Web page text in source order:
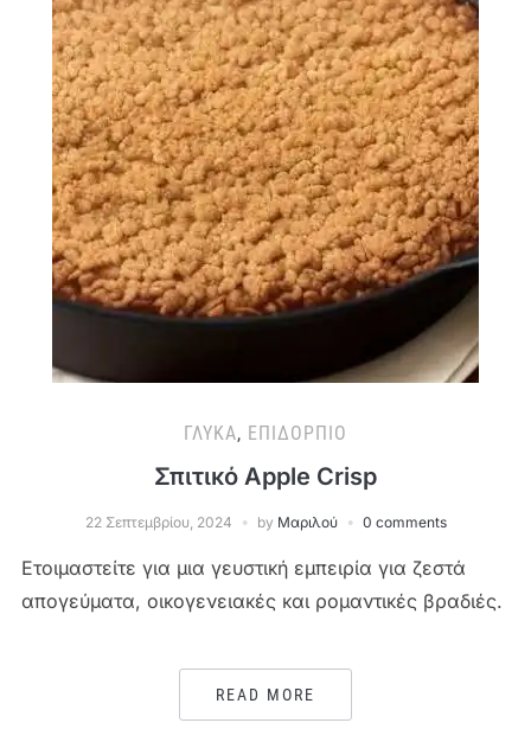
ΓΛΥΚΆ, ΕΠΙΔΌΡΠΙΟ
Σπιτικό Apple Crisp
22 Σεπτεμβρίου, 2024 by Μαριλού 0 comments
Ετοιμαστείτε για μια γευστική εμπειρία για ζεστά
απογεύματα, οικογενειακές και ρομαντικές βραδιές.
READ MORE